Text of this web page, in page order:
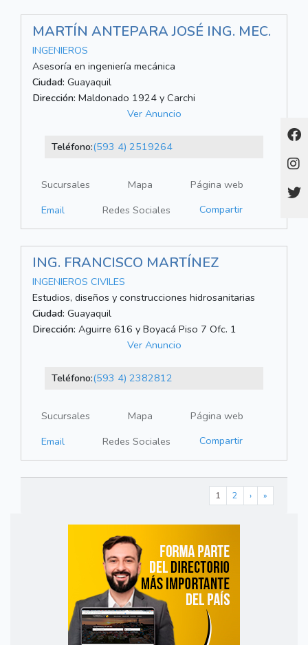
MARTÍN ANTEPARA JOSÉ ING. MEC.
INGENIEROS
Asesoría en ingeniería mecánica
Ciudad: Guayaquil
Dirección: Maldonado 1924 y Carchi
Ver Anuncio
Teléfono:(593 4) 2519264
Sucursales Mapa
Página web
Email
Redes Sociales Compartir
ING. FRANCISCO MARTÍNEZ
INGENIEROS CIVILES
Estudios, diseños y construcciones hidrosanitarias
Ciudad: Guayaquil
Dirección: Aguirre 616 y Boyacá Piso 7 Ofc. 1
Ver Anuncio
Teléfono:(593 4) 2382812
Sucursales Mapa
Página web
Email
Redes Sociales Compartir
1 2 › »